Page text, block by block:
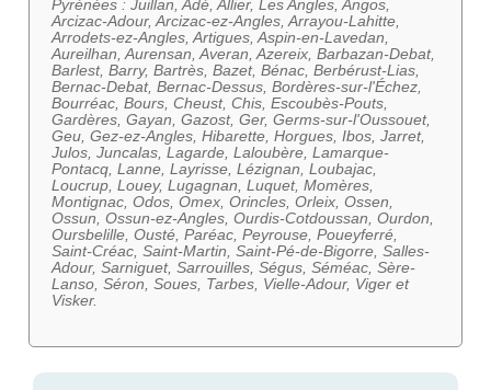
Pyrénées : Juillan, Adé, Allier, Les Angles, Angos,
Arcizac-Adour, Arcizac-ez-Angles, Arrayou-Lahitte,
Arrodets-ez-Angles, Artigues, Aspin-en-Lavedan,
Aureilhan, Aurensan, Averan, Azereix, Barbazan-Debat,
Barlest, Barry, Bartrès, Bazet, Bénac, Berbérust-Lias,
Bernac-Debat, Bernac-Dessus, Bordères-sur-l'Échez,
Bourréac, Bours, Cheust, Chis, Escoubès-Pouts,
Gardères, Gayan, Gazost, Ger, Germs-sur-l'Oussouet,
Geu, Gez-ez-Angles, Hibarette, Horgues, Ibos, Jarret,
Julos, Juncalas, Lagarde, Laloubère, Lamarque-
Pontacq, Lanne, Layrisse, Lézignan, Loubajac,
Loucrup, Louey, Lugagnan, Luquet, Momères,
Montignac, Odos, Omex, Orincles, Orleix, Ossen,
Ossun, Ossun-ez-Angles, Ourdis-Cotdoussan, Ourdon,
Oursbelille, Ousté, Paréac, Peyrouse, Poueyferré,
Saint-Créac, Saint-Martin, Saint-Pé-de-Bigorre, Salles-
Adour, Sarniguet, Sarrouilles, Ségus, Séméac, Sère-
Lanso, Séron, Soues, Tarbes, Vielle-Adour, Viger et
Visker.